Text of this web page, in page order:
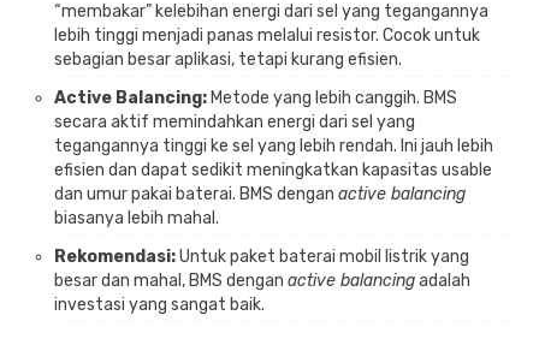
“membakar” kelebihan energi dari sel yang tegangannya
lebih tinggi menjadi panas melalui resistor. Cocok untuk
sebagian besar aplikasi, tetapi kurang efisien.
Active Balancing: Metode yang lebih canggih. BMS
secara aktif memindahkan energi dari sel yang
tegangannya tinggi ke sel yang lebih rendah. Ini jauh lebih
efisien dan dapat sedikit meningkatkan kapasitas usable
dan umur pakai baterai. BMS dengan active balancing
biasanya lebih mahal.
Rekomendasi:Untuk paket baterai mobil listrik yang
besar dan mahal, BMS dengan active balancingadalah
investasi yang sangat baik.